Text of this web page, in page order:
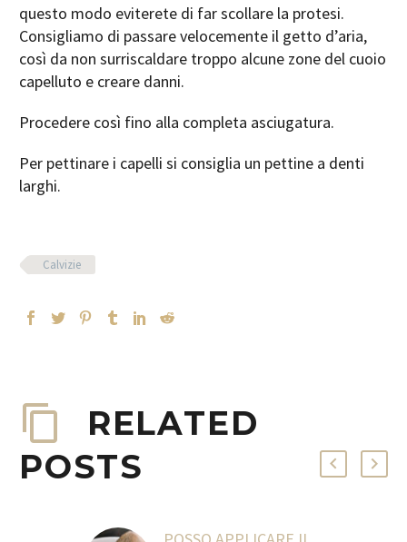
questo modo eviterete di far scollare la protesi.
Consigliamo di passare velocemente il getto d’aria,
così da non surriscaldare troppo alcune zone del cuoio
capelluto e creare danni.
Procedere così fino alla completa asciugatura.
Per pettinare i capelli si consiglia un pettine a denti
larghi.
Calvizie
RELATED
POSTS